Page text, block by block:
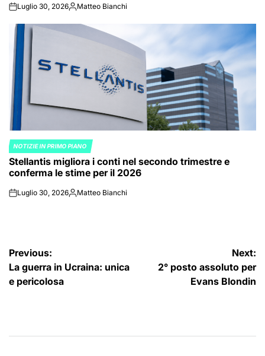
onLuglio 30, 2026Posted
Matteo Bianchi
POSTED
IN
NOTIZIE IN PRIMO PIANO
Stellantis migliora i conti nel secondo trimestre e
conferma le stime per il 2026
onLuglio 30, 2026Posted
Matteo Bianchi
Navigazione
articoli
Previous:
La guerra in Ucraina: unica
e pericolosa
Next:
2° posto assoluto per
Evans Blondin